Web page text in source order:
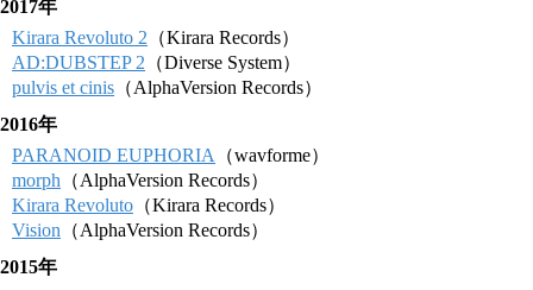
2017年
Kirara Revoluto 2 （Kirara Records）
AD:DUBSTEP 2 （Diverse System）
pulvis et cinis （AlphaVersion Records）
2016年
PARANOID EUPHORIA
（wavforme）
morph （AlphaVersion Records）
Kirara Revoluto （Kirara Records）
Vision （AlphaVersion Records）
2015年